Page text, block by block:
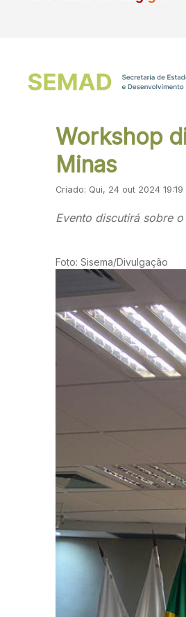
Workshop
Minas
Criado: Qui, 24 out 2024
Evento discutirá sobre
Foto: Sisema/Divulgação